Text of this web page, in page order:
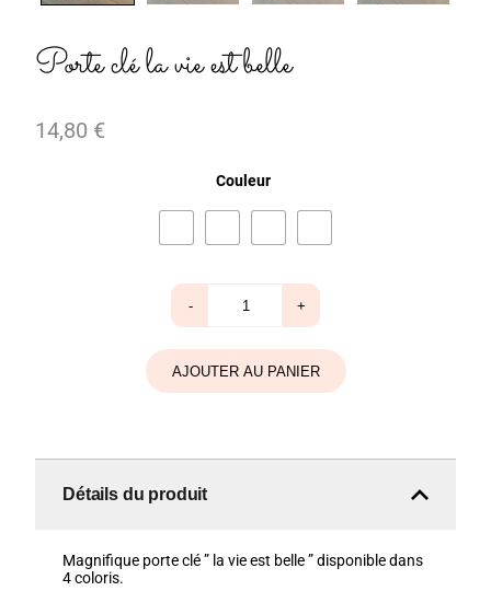
Porte clé la vie est belle
14,80 €
Couleur
de
Porte
clé
la
vie
est
- +
AJOUTER AU PANIER
Détails du produit
Magnifique porte clé ” la vie est belle ” disponible dans
4 coloris.